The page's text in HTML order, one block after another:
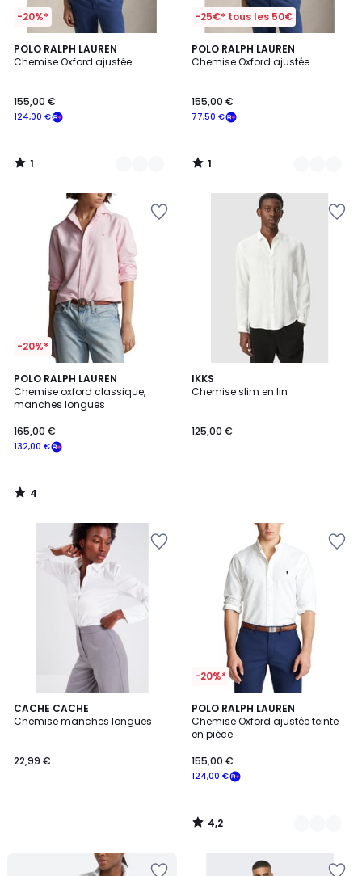
-20%*
POLO RALPH LAUREN
Chemise Oxford ajustée
124,00 €
155,00 €
1
/
4
Couleurs
1
/
-25€* tous les 50€
POLO RALPH LAUREN
Chemise Oxford ajustée
77,50 €
155,00 €
1
/
2
Couleurs
1
/
-20%*
POLO RALPH LAUREN
Chemise oxford classique,
manches longues
132,00 €
165,00 €
4
/
5
4
/
IKKS
Chemise slim en lin
125,00 €
CACHE CACHE
Chemise manches longues
22,99 €
-20%*
POLO RALPH LAUREN
Chemise Oxford ajustée teinte
en pièce
124,00 €
155,00 €
4,2
/ 5
3
Couleurs
4,2
/